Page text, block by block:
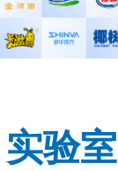
实验室